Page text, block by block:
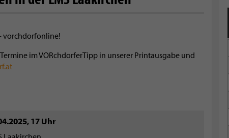
vorchdorfonline!
im VORchdorferTipp in unserer Printausgabe und
,17 Uhr